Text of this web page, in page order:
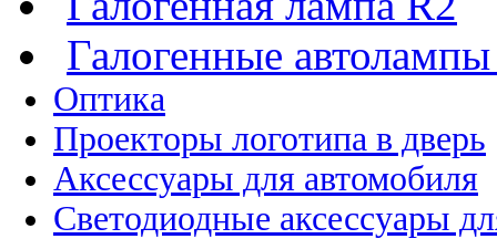
Галогенные
Оптика
Проекторы логотипа в дверь
Аксессуары для автомобиля
Светодиодные аксессуары